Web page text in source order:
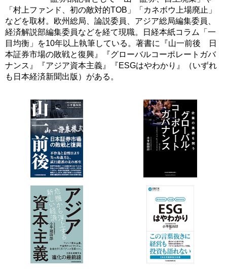
「村上ファンド、初の敵対的TOB」「カネボウ上場廃止」
などを取材。欧州総局、論説委員、アジア総局編集委員、
経済解説部編集委員などを経て現職。日経本紙コラム「一
目均衡」を10年以上執筆している。著書に『山一前後 日
本証券市場の敗戦と復興』『グローバルコーポレートガバ
ナンス』『アジア資本主義』『ESGはやわかり』（いずれ
も日本経済新聞出版）がある。